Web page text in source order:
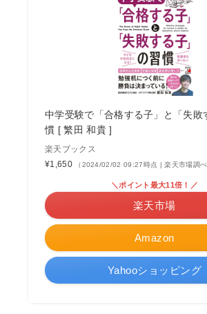
中学受験で「合格する子」と「失敗
慣 [ 繁田 和貴 ]
楽天ブックス
¥1,650
（2024/02/02 09:27時点 | 楽天市場調べ
Amazon
＼ポイント最大11倍！／
楽天市場
Yahooショッピング